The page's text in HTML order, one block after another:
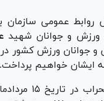
روابط عمومی
ورزش و جوانان شهید
ایشان خواهیم پرداخت.